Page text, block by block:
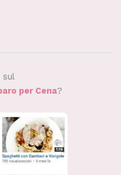
sul
per Cena?